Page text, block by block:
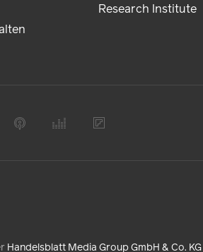
Research Institute
Handelsblatt Media Group GmbH & Co. KG